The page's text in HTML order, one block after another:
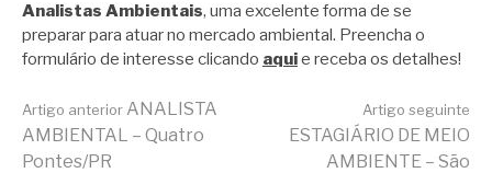
Analistas Ambientais, uma excelente forma de se
preparar para atuar no mercado ambiental. Preencha o
formulário de interesse clicando aquie receba os detalhes!
Continue
Artigo anterior ANALISTA
AMBIENTAL – Quatro
Pontes/PR
Artigo seguinte
ESTAGIÁRIO DE MEIO
AMBIENTE – São